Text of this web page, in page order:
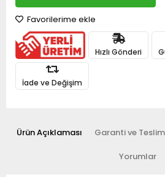
Favorilerime ekle
Hızlı Gönderi
İade ve Değişim
Ürün Açıklaması Garanti ve
Yorumlar